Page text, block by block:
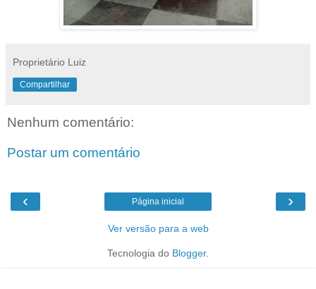
Proprietário Luiz
Compartilhar
Nenhum comentário:
Postar um comentário
‹ ›
Página inicial
Ver versão para a web
Tecnologia do Blogger.